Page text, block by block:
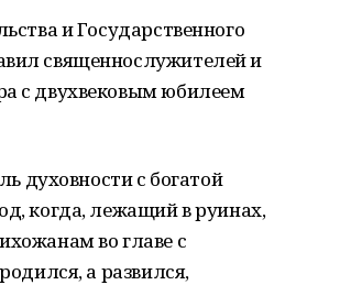
и Государственного
священнослужителей и
с двухвековым юбилеем
духовности с богатой
когда, лежащий в руинах,
во главе с
а развился,